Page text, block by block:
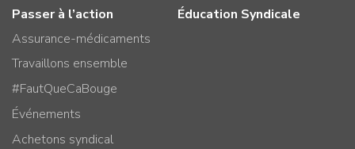
Passer à l’action
Assurance-médicaments
Travaillons ensemble
#FautQueCaBouge
Événements
Achetons syndical
Éducation Syndicale